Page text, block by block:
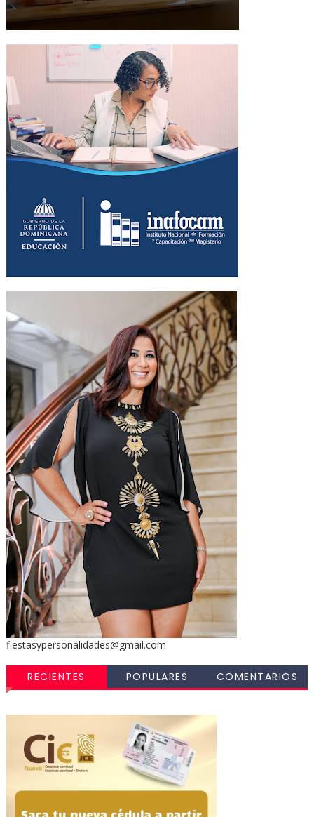
fiestasypersonalidades@gmail.com
RECIENTES POPULARES COMENTARIOS